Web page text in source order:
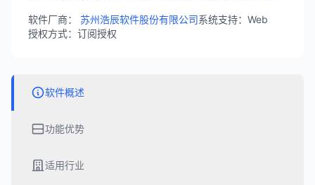
软件厂商： 苏州浩辰软件股份有限公司系统支持：Web
授权方式：订阅授权
软件概述
功能优势
适用行业